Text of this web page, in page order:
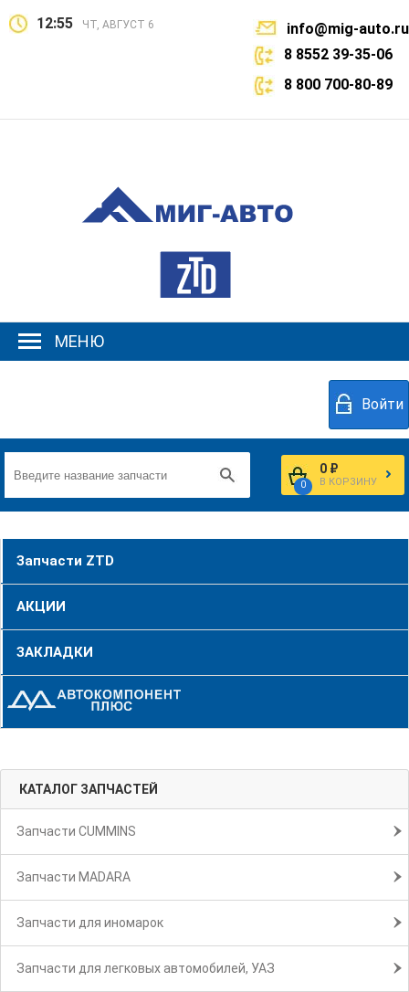
12:55 ЧТ, АВГУСТ 6
info@mig-auto.ru
8 8552 39-35-06
8 800 700-80-89
МЕНЮ
Войти
0
0 ₽
В КОРЗИНУ
Запчасти ZTD
АКЦИИ
ЗАКЛАДКИ
КАТАЛОГ ЗАПЧАСТЕЙ
Запчасти CUMMINS
Запчасти MADARA
Запчасти для иномарок
Запчасти для легковых автомобилей, УАЗ